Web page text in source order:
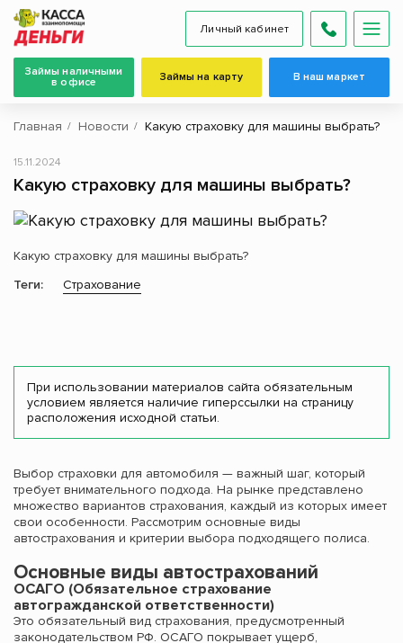
Личный кабинет
Займы наличными
в офисе
Займы на карту В наш маркет
Главная Новости Какую страховку для машины выбрать?
Какую страховку для машины выбрать?
15.11.2024
Какую страховку для машины выбрать?
Теги:
Страхование
При использовании материалов сайта обязательным
условием является наличие гиперссылки на страницу
расположения исходной статьи.
Выбор страховки для автомобиля — важный шаг, который
требует внимательного подхода. На рынке представлено
множество вариантов страхования, каждый из которых имеет
свои особенности. Рассмотрим основные виды
автострахования и критерии выбора подходящего полиса.
Основные виды автострахований
ОСАГО (Обязательное страхование
автогражданской ответственности)
Это обязательный вид страхования, предусмотренный
законодательством РФ. ОСАГО покрывает ущерб,